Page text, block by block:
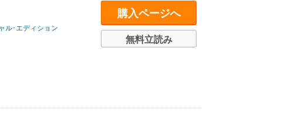
ル･エディション
購入ページへ
無料立読み